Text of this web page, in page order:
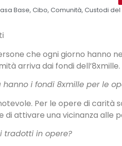
Base, Cibo, Comunità, Custodi del
che ogni giorno hanno
arriva dai fondi
i fondi 8xmille per le
Per le opere di
di attivare una vicinanza alle
tradotti in opere?